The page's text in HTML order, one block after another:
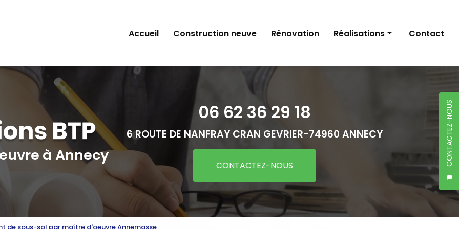
CONTACTEZ-NOUS
Accueil Construction neuve Rénovation Réalisations Contact
à Annecy
06 62 36 29 18
6 ROUTE DE NANFRAY CRAN GEVRIER-74960 ANNECY
CONTACTEZ-NOUS